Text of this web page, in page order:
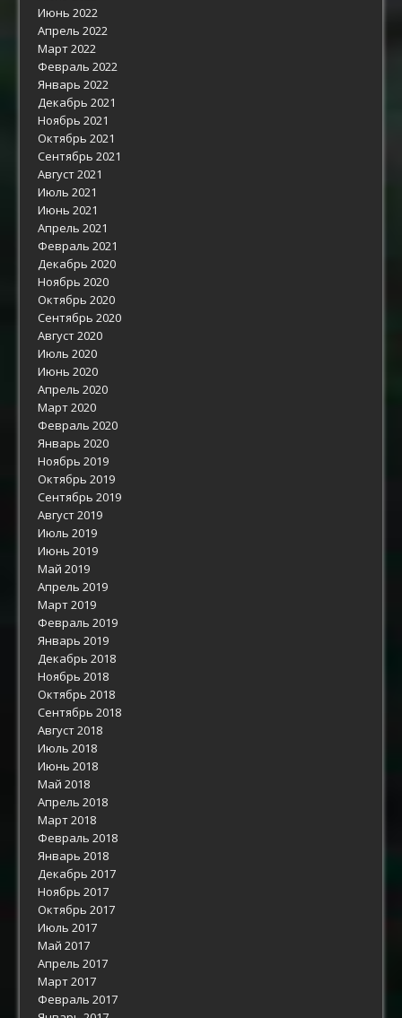
Июнь 2022
Апрель 2022
Март 2022
Февраль 2022
Январь 2022
Декабрь 2021
Ноябрь 2021
Октябрь 2021
Сентябрь 2021
Август 2021
Июль 2021
Июнь 2021
Апрель 2021
Февраль 2021
Декабрь 2020
Ноябрь 2020
Октябрь 2020
Сентябрь 2020
Август 2020
Июль 2020
Июнь 2020
Апрель 2020
Март 2020
Февраль 2020
Январь 2020
Ноябрь 2019
Октябрь 2019
Сентябрь 2019
Август 2019
Июль 2019
Июнь 2019
Май 2019
Апрель 2019
Март 2019
Февраль 2019
Январь 2019
Декабрь 2018
Ноябрь 2018
Октябрь 2018
Сентябрь 2018
Август 2018
Июль 2018
Июнь 2018
Май 2018
Апрель 2018
Март 2018
Февраль 2018
Январь 2018
Декабрь 2017
Ноябрь 2017
Октябрь 2017
Июль 2017
Май 2017
Апрель 2017
Март 2017
Февраль 2017